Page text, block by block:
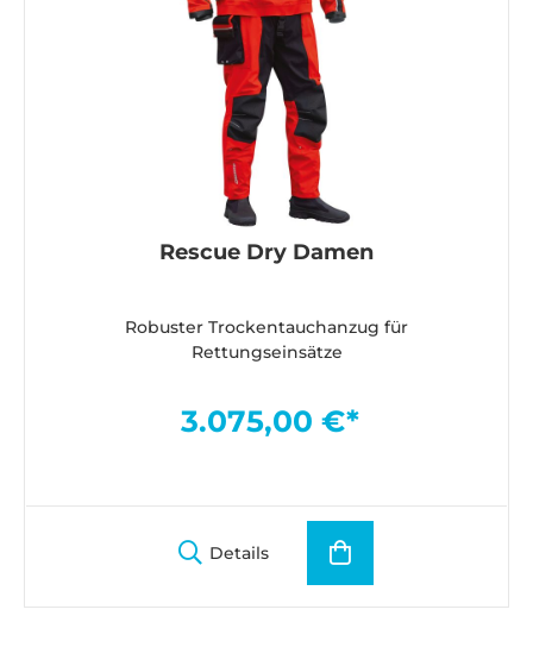
Rescue Dry Damen
Robuster Trockentauchanzug für
Rettungseinsätze
3.075,00 €*
Details